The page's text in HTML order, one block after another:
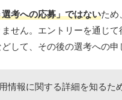
考への応募」ではないため
せん。エントリーを通じ
して、その後の選考への
情報に関する詳細を知るた